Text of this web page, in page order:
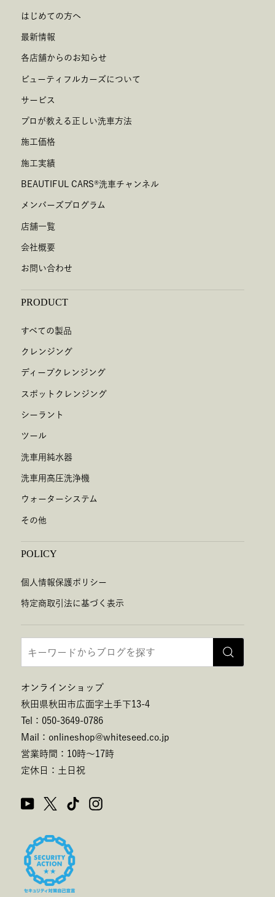
はじめての方へ
最新情報
各店舗からのお知らせ
ビューティフルカーズについて
サービス
プロが教える正しい洗車方法
施工価格
施工実績
BEAUTIFUL CARS®洗車チャンネル
メンバーズプログラム
店舗一覧
会社概要
お問い合わせ
PRODUCT
すべての製品
クレンジング
ディープクレンジング
スポットクレンジング
シーラント
ツール
洗車用純水器
洗車用高圧洗浄機
ウォーターシステム
その他
POLICY
個人情報保護ポリシー
特定商取引法に基づく表示
オンラインショップ
秋田県秋田市広面字土手下13-4
Tel：050-3649-0786
Mail：onlineshop@whiteseed.co.jp
営業時間：10時～17時
定休日：土日祝